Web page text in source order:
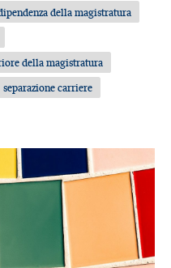
della magistratura
della magistratura
separazione carriere